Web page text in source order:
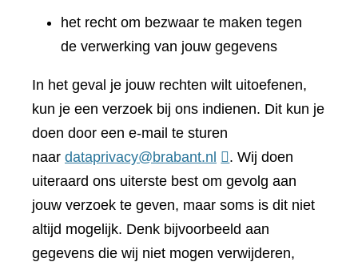
het recht om bezwaar te maken tegen
de verwerking van jouw gegevens
In het geval je jouw rechten wilt uitoefenen,
kun je een verzoek bij ons indienen. Dit kun je
doen door een e-mail te sturen
naar dataprivacy@brabant.nl
. Wij doen
uiteraard ons uiterste best om gevolg aan
jouw verzoek te geven, maar soms is dit niet
altijd mogelijk. Denk bijvoorbeeld aan
gegevens die wij niet mogen verwijderen,